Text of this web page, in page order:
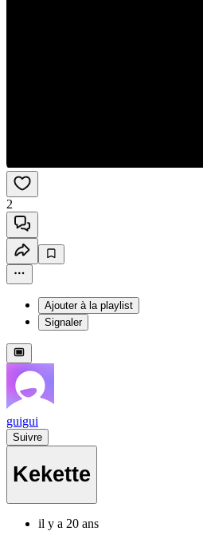
2
Ajouter à la playlist
Signaler
guigui
Suivre
Kekette
il y a 20 ans